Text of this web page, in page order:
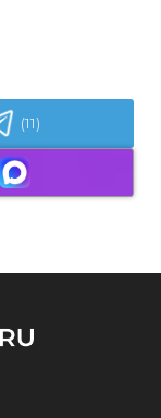
(11)